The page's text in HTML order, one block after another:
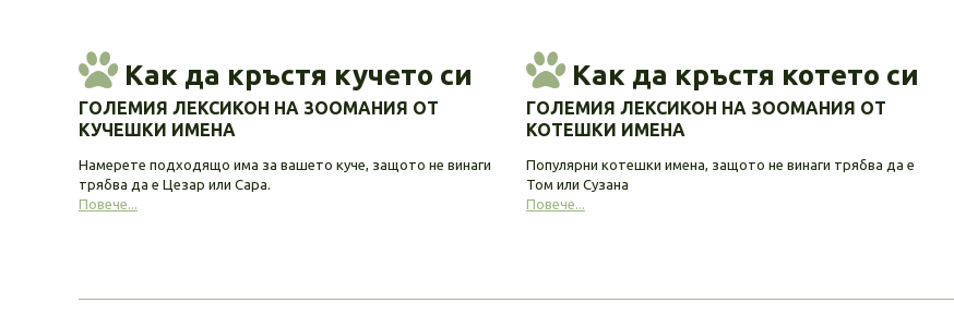
Как да кръстя кучето си
ГОЛЕМИЯ ЛЕКСИКОН НА ЗООМАНИЯ ОТ
КУЧЕШКИ ИМЕНА
Намерете подходящо има за вашето куче, защото не винаги
трябва да е Цезар или Сара.
Повече...
Как да кръстя котето си
ГОЛЕМИЯ ЛЕКСИКОН НА ЗООМАНИЯ ОТ
КОТЕШКИ ИМЕНА
Популярни котешки имена, защото не винаги трябва да е
Том или Сузана
Повече...